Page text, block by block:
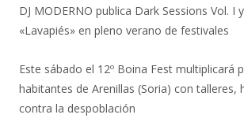
DJ MODERNO publica Dark Sessions Vol. I
«Lavapiés» en pleno verano de festivales
Este sábado el 12º Boina Fest multiplicará
habitantes de Arenillas (Soria) con talleres,
contra la despoblación